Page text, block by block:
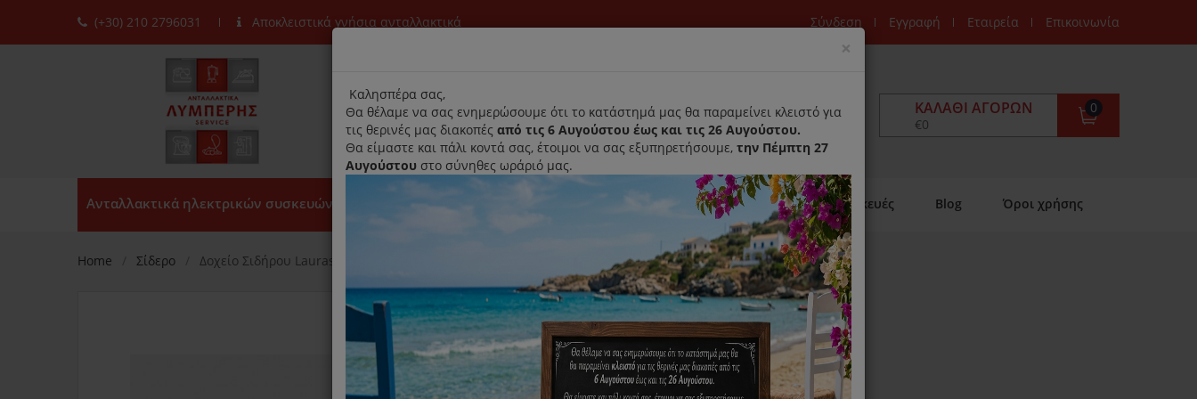
(+30) 210 2796031 Αποκλειστικά γνήσια ανταλλακτικά Σύνδεση Εγγραφή Εταιρεία Επικοινωνία
ΚΑΛΆΘΙ ΑΓΟΡΏΝ
0
€0
Ανταλλακτικά ηλεκτρικών συσκευών Αρχική Παραλαβή- Παράδοση Κατ'οικον Επισκευές Blog Όροι χρήσης
Home Σίδερο Δοχείο Σιδήρου Laurastar S-Line
Δοχείο Σιδήρου Laurastar S-Line
Κωδικός : 121.0003.750
Διαθεσιμότητα :
Παράδοση Σε 1-3 Ημέρες (Διαθέσιμο)
× Close
title
Καλησπέρα σας,
Θα θέλαμε να σας ενημερώσουμε ότι το κατάστημά μας θα παραμείνει κλειστό για
τις θερινές μας διακοπές από τις 6 Αυγούστου έως και τις 26 Αυγούστου.
Θα είμαστε και πάλι κοντά σας, έτοιμοι να σας εξυπηρετήσουμε, την Πέμπτη 27
Αυγούστου στο σύνηθες ωράριό μας.